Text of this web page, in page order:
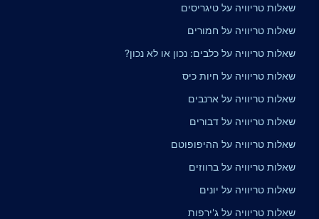
שאלות טריוויה על טיגריסים
שאלות טריוויה על חמורים
שאלות טריוויה על כלבים: נכון או לא נכון?
שאלות טריוויה על חיות כיס
שאלות טריוויה על ארנבים
שאלות טריוויה על דבורים
שאלות טריוויה על ההיפופוטם
שאלות טריוויה על ברווזים
שאלות טריוויה על יונים
שאלות טריוויה על ג'ירפות